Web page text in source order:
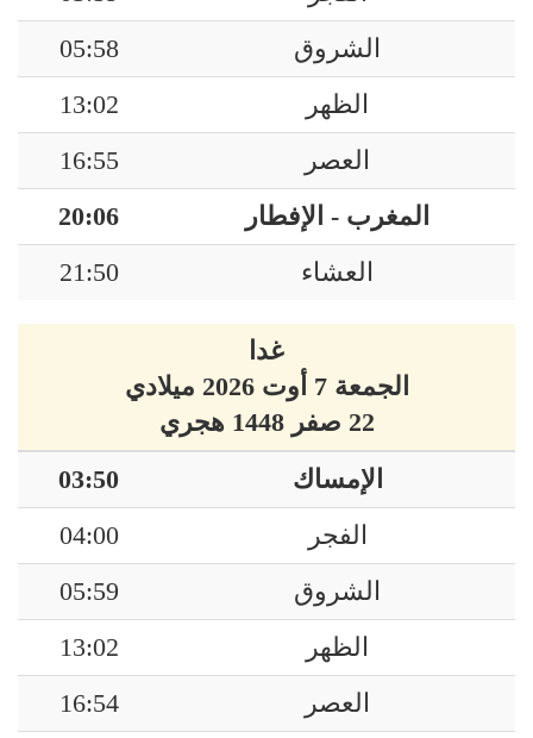
الشروق
05:58
الظهر
13:02
العصر
16:55
المغرب - الإفطار
20:06
العشاء
21:50
غدا
الجمعة 7 أوت 2026 ميلادي
22 صفر 1448 هجري
الإمساك
03:50
الفجر
04:00
الشروق
05:59
الظهر
13:02
العصر
16:54